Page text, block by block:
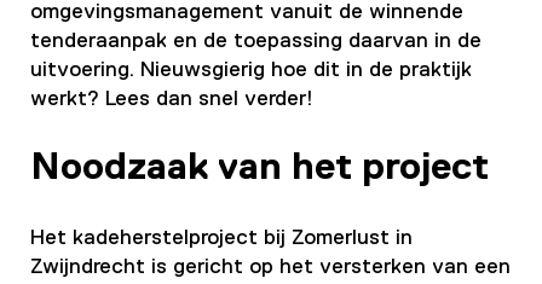
omgevingsmanagement vanuit de winnende
tenderaanpak en de toepassing daarvan in de
uitvoering. Nieuwsgierig hoe dit in de praktijk
werkt? Lees dan snel verder!
Noodzaak van het project
Het kadeherstelproject bij Zomerlust in
Zwijndrecht is gericht op het versterken van een